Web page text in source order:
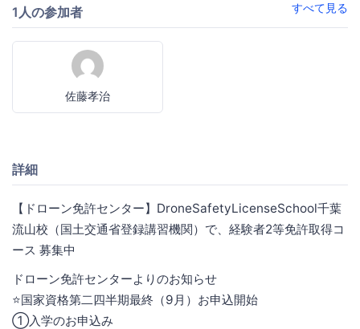
1人の参加者 すべて見る
佐藤孝治
詳細
【ドローン免許センター】DroneSafetyLicenseSchool千葉
流山校（国土交通省登録講習機関）で、経験者2等免許取得コ
ース 募集中
ドローン免許センターよりのお知らせ
⭐️国家資格第二四半期最終（9月）お申込開始
①入学のお申込み